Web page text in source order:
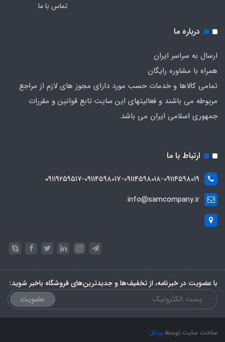
تماس با ما
درباره ما
ارسال به سراسر ایران
همراه با مشاوره رایگان
تمامی کالاها و خدمات حسب مورد دارای مجوز های لازم از مراجع
مربوطه می باشند و فعالیتهای این سایت تابع قوانین و مقررات
جمهوری اسلامی ایران می باشد.
ارتباط با ما
۰۹۱۱۹۲۵۹۵۱۷-09114598017-09114598018-09114598019
info@samcompany.ir
با عضویت در خبرنامه، از تخفیف‌ها و جدیدترین‌های فروشگاه باخبر شوید:
عضویت
ساخت سایت توسطپرتال